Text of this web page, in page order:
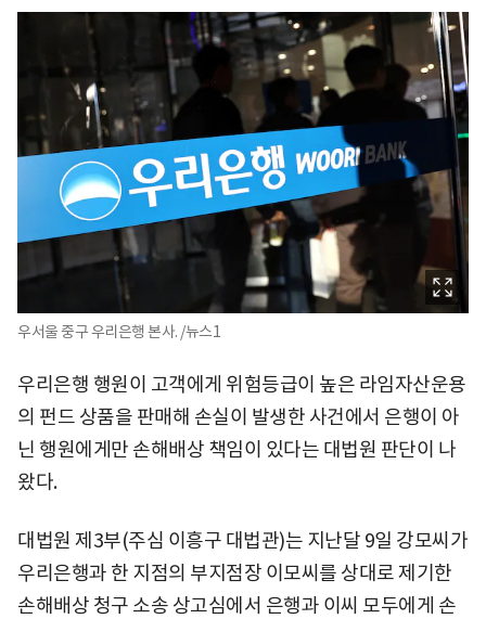
우서울 중구 우리은행 본사. /뉴스1
우리은행 행원이 고객에게 위험등급이 높은 라임자산운용
의 펀드 상품을 판매해 손실이 발생한 사건에서 은행이 아
닌 행원에게만 손해배상 책임이 있다는 대법원 판단이 나
왔다.
대법원 제3부(주심 이흥구 대법관)는 지난달 9일 강모씨가
우리은행과 한 지점의 부지점장 이모씨를 상대로 제기한
손해배상 청구 소송 상고심에서 은행과 이씨 모두에게 손